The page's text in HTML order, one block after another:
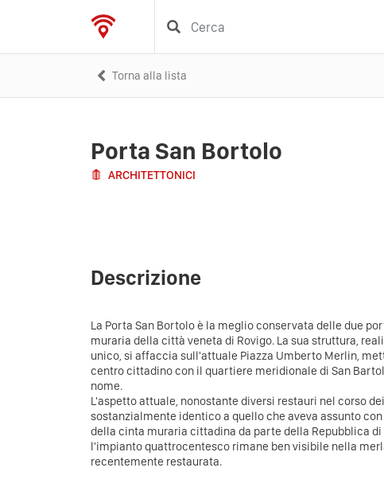
Torna alla lista
Porta San Bortolo
ARCHITETTONICI
Descrizione
La Porta San Bortolo è la meglio conservata delle due
muraria della città veneta di Rovigo. La sua struttura,
unico, si affaccia sull'attuale Piazza Umberto Merlin,
centro cittadino con il quartiere meridionale di San
nome.
L'aspetto attuale, nonostante diversi restauri nel corso
sostanzialmente identico a quello che aveva assunto
della cinta muraria cittadina da parte della Repubblica di
l'impianto quattrocentesco rimane ben visibile nella
recentemente restaurata.